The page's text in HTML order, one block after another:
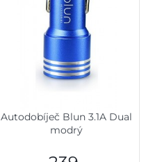
Autodobíječ Blun 3.1A Dual
modrý